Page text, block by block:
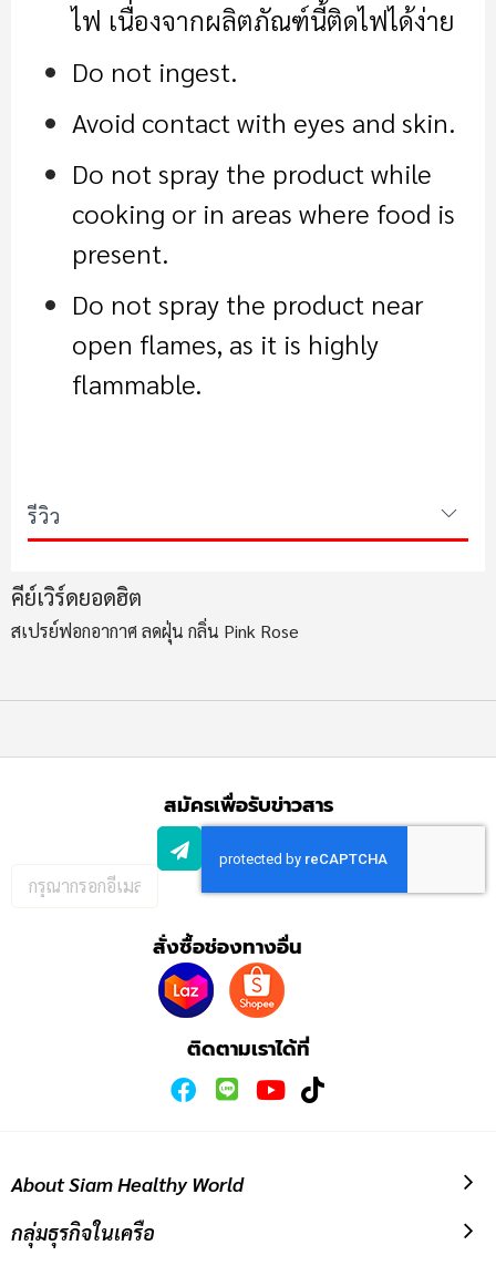
ไฟ เนื่องจากผลิตภัณฑ์นี้ติดไฟได้ง่าย
Do not ingest.
Avoid contact with eyes and skin.
Do not spray the product while
cooking or in areas where food is
present.
Do not spray the product near
open flames, as it is highly
flammable.
รีวิว
คีย์เวิร์ดยอดฮิต
สเปรย์ฟอกอากาศ ลดฝุ่น กลิ่น Pink Rose
สมัครเพื่อรับข่าวสาร
กรอก
สั่งซื้อช่องทางอื่น
ติดตามเราได้ที่
About Siam Healthy World
กลุ่มธุรกิจในเครือ